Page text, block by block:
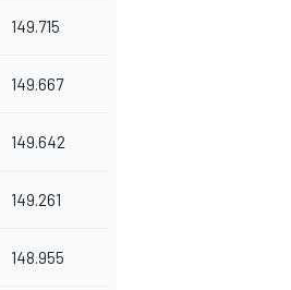
149.715
149.667
149.642
149.261
148.955